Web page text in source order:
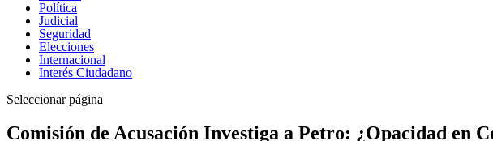
Política
Judicial
Seguridad
Elecciones
Internacional
Interés Ciudadano
Seleccionar página
Comisión de Acusación Investiga a Petro: ¿Opacidad en